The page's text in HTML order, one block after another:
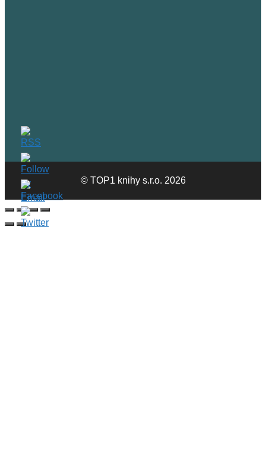
© TOP1 knihy s.r.o. 2026